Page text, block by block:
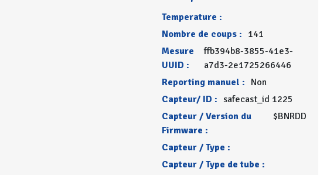
Temperature :
Nombre de coups : 141
Mesure
UUID :
ffb394b8-3855-41e3-
a7d3-2e1725266446
Reporting manuel : Non
Capteur/ ID : safecast_id 1225
Capteur / Version du
Firmware :
$BNRDD
Capteur / Type :
Capteur / Type de tube :